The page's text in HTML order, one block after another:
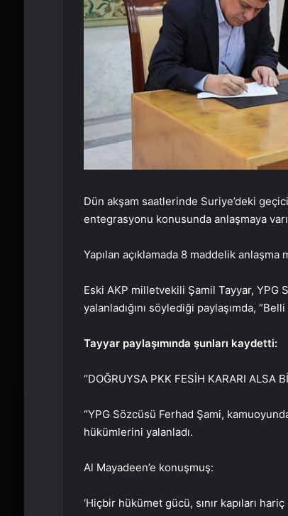
Dün akşam saatlerinde Suriye’deki
entegrasyonu konusunda anlaşmaya
Yapılan açıklamada 8 maddelik anlaşma
Eski AKP milletvekili Şamil Tayyar, YPG
yalanladığını söylediği paylaşımda,
Tayyar paylaşımında şunları kaydetti:
“DOĞRUYSA PKK FESİH KARARI ALSA
“YPG Sözcüsü Ferhad Şami,
hükümlerini yalanladı.
Al Mayadeen’e konuşmuş:
‘Hiçbir hükümet gücü, sınır kapıları